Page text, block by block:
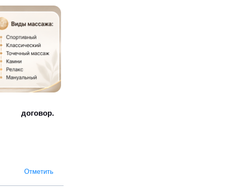
договор.
Отметить